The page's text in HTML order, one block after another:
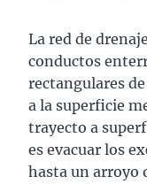
La red de
conductos
rectangulares
a la superficie
trayecto a
es evacuar los
hasta un arroyo